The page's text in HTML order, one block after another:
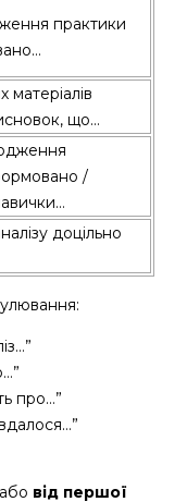
практики
матеріалів
що…
/
доцільно
про…”
від першої